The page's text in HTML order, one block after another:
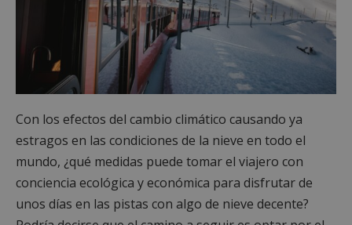
Con los efectos del cambio climático causando ya
estragos en las condiciones de la nieve en todo el
mundo, ¿qué medidas puede tomar el viajero con
conciencia ecológica y económica para disfrutar de
unos días en las pistas con algo de nieve decente?